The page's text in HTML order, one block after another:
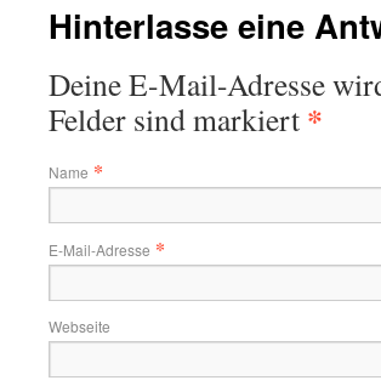
Hinterlasse eine
Deine E-Mail-Adresse
Felder sind markiert *
Name *
E-Mail-Adresse *
Webseite